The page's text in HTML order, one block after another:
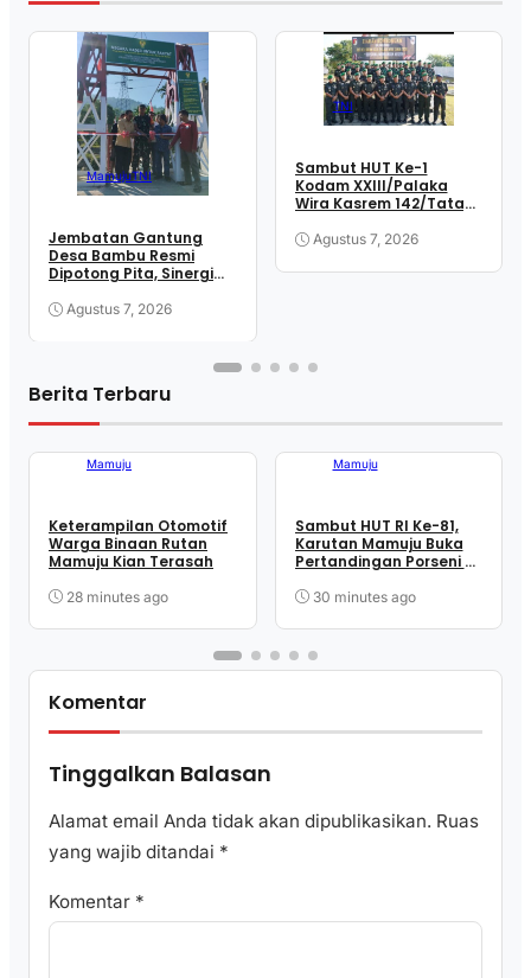
MamujuTNI
Jembatan Gantung
Desa Bambu Resmi
Dipotong Pita, Sinergi
Wujudkan Akses Lebih
Agustus 7, 2026
TNI
Sambut HUT Ke-1
Kodam XXIII/Palaka
Wira Kasrem 142/Tatag
Rombongan di TMP
Agustus 7, 2026
Berita Terbaru
Mamuju
Keterampilan Otomotif
Warga Binaan Rutan
Mamuju Kian Terasah
28 minutes ago
Mamuju
Sambut HUT RI Ke-81,
Karutan Mamuju Buka
Pertandingan Porseni &
Kepada Warga Binaan
30 minutes ago
Komentar
Tinggalkan Balasan
Alamat email Anda tidak akan dipublikasikan. Ruas
yang wajib ditandai *
Komentar *